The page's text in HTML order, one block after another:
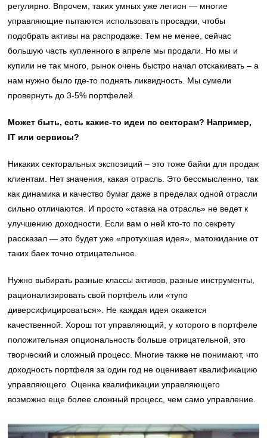
регулярно. Впрочем, таких умных уже легион — многие
управляющие пытаются использовать просадки, чтобы
подобрать активы на распродаже. Тем не менее, сейчас
большую часть купленного в апреле мы продали. Но мы и
купили не так много, рынок очень быстро начал отскакивать – а
нам нужно было где-то поднять ликвидность. Мы сумели
провернуть до 3-5% портфелей.
Может быть, есть какие-то идеи по секторам? Например,
IT или сервисы?
Никаких секторальных экспозиций – это тоже байки для продаж
клиентам. Нет значения, какая отрасль. Это бессмысленно, так
как динамика и качество бумаг даже в пределах одной отрасли
сильно отличаются. И просто «ставка на отрасль» не ведет к
улучшению доходности. Если вам о ней кто-то по секрету
рассказал — это будет уже «протухшая идея», матожидание от
таких баек точно отрицательное.
Нужно выбирать разные классы активов, разные инструменты,
рационализировать свой портфель или «тупо
диверсифицироваться». Не каждая идея окажется
качественной. Хорош тот управляющий, у которого в портфеле
положительная опциональность больше отрицательной, это
творческий и сложный процесс. Многие также не понимают, что
доходность портфеля за один год не оценивает квалификацию
управляющего. Оценка квалификации управляющего
возможно еще более сложный процесс, чем само управление.